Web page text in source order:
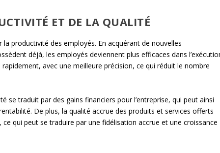
ET DE LA QUALITÉ
productivité des employés. En acquérant de nouvelles
déjà, les employés deviennent plus efficaces dans
avec une meilleure précision, ce qui réduit le nombre
se traduit par des gains financiers pour l’entreprise, qui peut ainsi
De plus, la qualité accrue des produits et services offerts
qui peut se traduire par une fidélisation accrue et une croissance